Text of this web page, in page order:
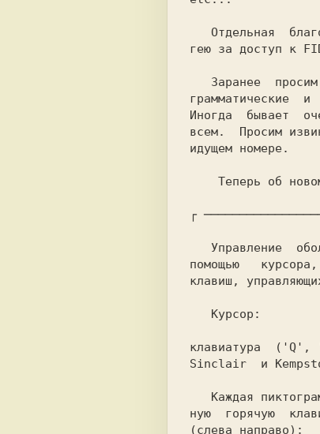
гею за доступ к
грамматические  и
Иногда  бывает
всем.  Просим
идущем номере.
┌
помощью
клавиш,
клавиатура
Sinclair  и
ную  горячую
(слева направо):